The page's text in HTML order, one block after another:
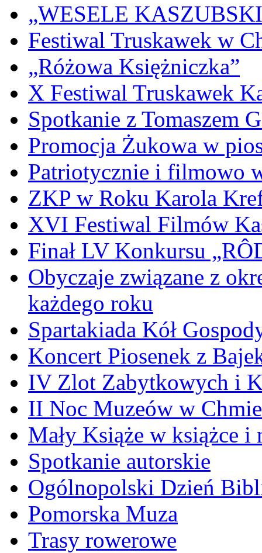
„WESELE
Festiwal Truskawek w
„Różowa Księżniczka”
X Festiwal Truskawek
Spotkanie z Tomaszem
Promocja Żukowa w
Patriotycznie i filmowo
ZKP w Roku Karola
XVI Festiwal Filmów
Finał LV Konkursu
Obyczaje związane z
każdego roku
Spartakiada Kół
Koncert Piosenek z
IV Zlot Zabytkowych i
II Noc Muzeów w
Mały Książe w książce i
Spotkanie autorskie
Ogólnopolski Dzień
Pomorska Muza
Trasy rowerowe